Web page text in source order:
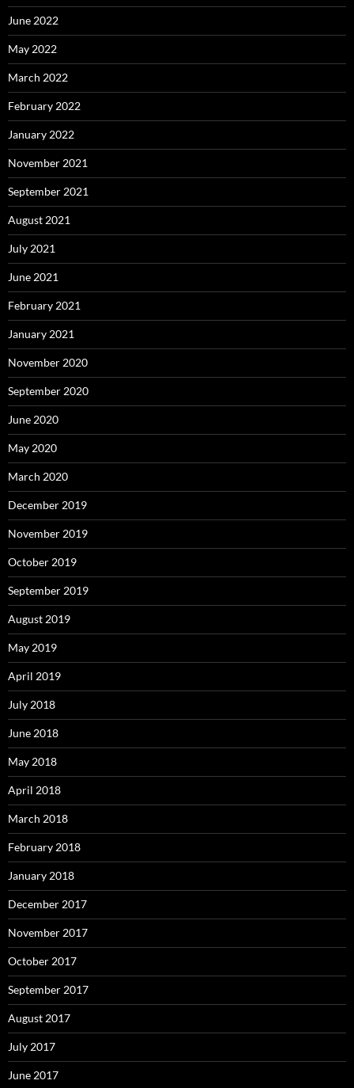
June 2022
May 2022
March 2022
February 2022
January 2022
November 2021
September 2021
August 2021
July 2021
June 2021
February 2021
January 2021
November 2020
September 2020
June 2020
May 2020
March 2020
December 2019
November 2019
October 2019
September 2019
August 2019
May 2019
April 2019
July 2018
June 2018
May 2018
April 2018
March 2018
February 2018
January 2018
December 2017
November 2017
October 2017
September 2017
August 2017
July 2017
June 2017